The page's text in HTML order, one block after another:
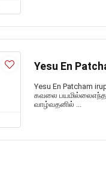
Yesu En
Yesu En Patcham
கவலை பயமில்லைஎந்த
வாழ்வதனில் ...